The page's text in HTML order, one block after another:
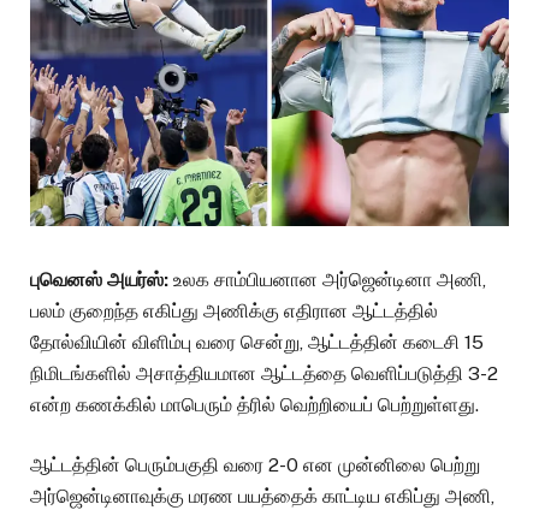
புவெனஸ் அயர்ஸ்: உலக சாம்பியனான அர்ஜென்டினா அணி,
பலம் குறைந்த எகிப்து அணிக்கு எதிரான ஆட்டத்தில்
தோல்வியின் விளிம்பு வரை சென்று, ஆட்டத்தின் கடைசி 15
நிமிடங்களில் அசாத்தியமான ஆட்டத்தை வெளிப்படுத்தி 3-2
என்ற கணக்கில் மாபெரும் த்ரில் வெற்றியைப் பெற்றுள்ளது.
ஆட்டத்தின் பெரும்பகுதி வரை 2-0 என முன்னிலை பெற்று
அர்ஜென்டினாவுக்கு மரண பயத்தைக் காட்டிய எகிப்து அணி,